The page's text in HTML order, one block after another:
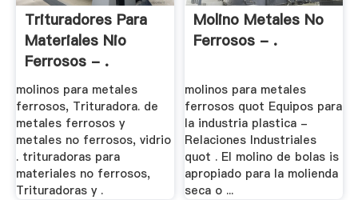
Trituradores Para
Materiales Nio
Ferrosos - .
molinos para metales
ferrosos, Trituradora. de
metales ferrosos y
metales no ferrosos, vidrio
. trituradoras para
materiales no ferrosos,
Trituradoras y .
Molino Metales No
Ferrosos - .
molinos para metales
ferrosos quot Equipos para
la industria plastica -
Relaciones Industriales
quot . El molino de bolas is
apropiado para la molienda
seca o ...